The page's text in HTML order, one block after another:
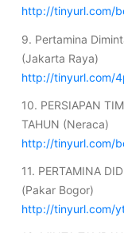
http://tinyurl.com/
9. Pertamina
(Jakarta Raya)
http://tinyurl.com/
10. PERSIAPAN
TAHUN (Neraca)
http://tinyurl.com/
11. PERTAMINA
(Pakar Bogor)
http://tinyurl.com/